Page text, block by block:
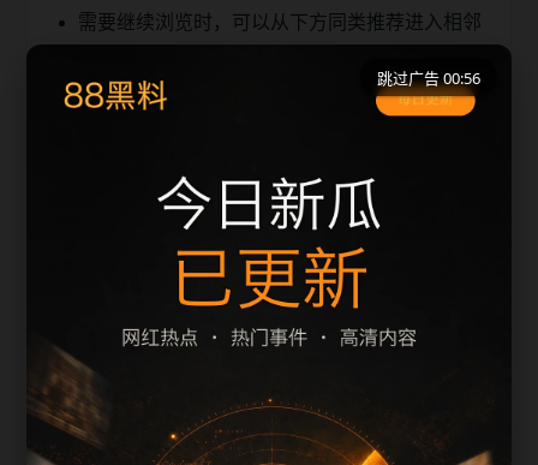
需要继续浏览时，可以从下方同类推荐进入相邻
移动端访问建议优先使用栏目页和 sitemap，快
男人发吃瓜表情啥意思站内检索建议
hndfgm相关问题整理
上一篇
跳过广告 00:56